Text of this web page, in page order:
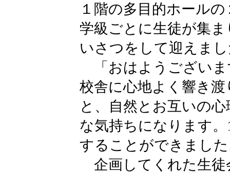
１階の多目的ホール
学級ごとに生徒が集
いさつをして迎えま
「おはようございま
校舎に心地よく響き
と、自然とお互いの
な気持ちになります
することができまし
企画してくれた生徒